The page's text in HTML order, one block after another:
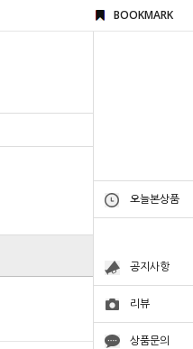
오늘본상품
공지사항
리뷰
상품문의
BOOKMARK